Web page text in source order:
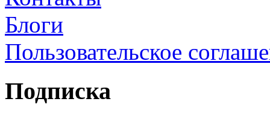
Блоги
Пользовательское
Подписка